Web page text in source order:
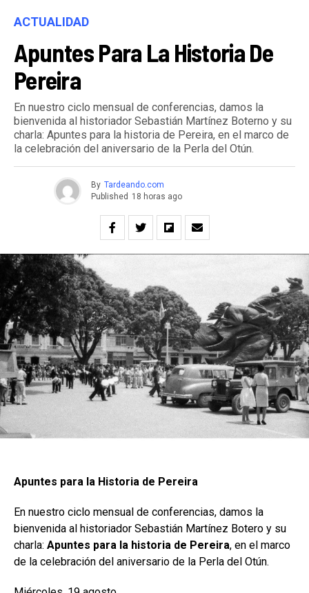
ACTUALIDAD
Apuntes Para La Historia De
Pereira
En nuestro ciclo mensual de conferencias, damos la
bienvenida al historiador Sebastián Martínez Boterno y su
charla: Apuntes para la historia de Pereira, en el marco de
la celebración del aniversario de la Perla del Otún.
By Tardeando.com
Published 18 horas ago
Apuntes para la Historia de Pereira
En nuestro ciclo mensual de conferencias, damos la
bienvenida al historiador Sebastián Martínez Botero y su
charla: Apuntes para la historia de Pereira, en el marco
de la celebración del aniversario de la Perla del Otún.